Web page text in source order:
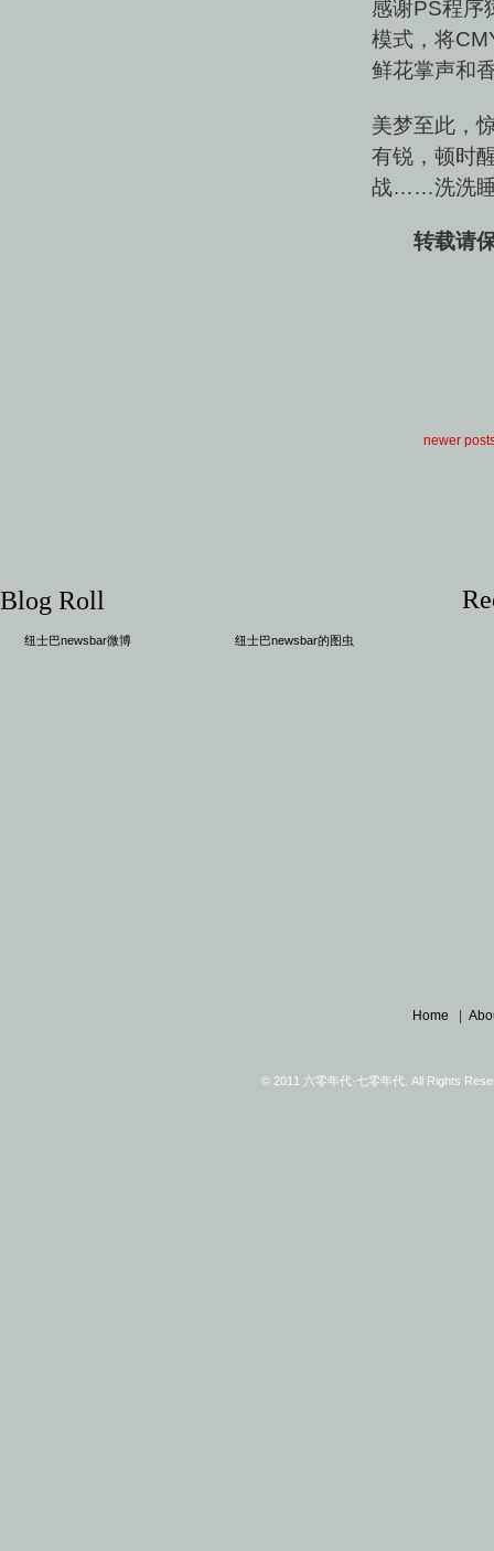
感谢PS程序
模式，将
鲜花掌声和
美梦至此，
有锐，顿时
战……洗洗
转载请
newer
Blog Roll
纽士巴newsbar微博 纽士巴newsbar的图虫
Home |
© 2011 六零年代·七零年代. All Rights